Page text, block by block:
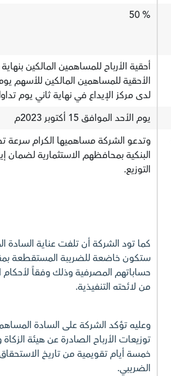
% 50
الأحقية للمساهمين المالكين
لدى مركز الإيداع في نهاية ثاني يوم
يوم الأحد الموافق 15 أكتوبر 2023م
وتدعو الشركة مساهميها الكرام سرعة
البنكية بمحافظهم الاستثمارية لضمان
التوزيع.
كما تود الشركة أن تلفت عناية السادة
من لائحته التنفيذية.
وعليه تؤكد الشركة على السادة
خمسة أيام تقويمية من تاريخ
الضريبي.